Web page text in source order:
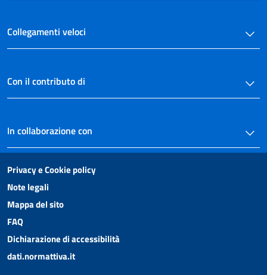
Collegamenti veloci
Con il contributo di
In collaborazione con
Privacy e Cookie policy
Note legali
Mappa del sito
FAQ
Dichiarazione di accessibilità
dati.normattiva.it